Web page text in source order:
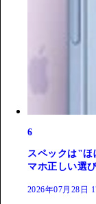
6
スペックは"
マホ正しい選
2026年07月28日